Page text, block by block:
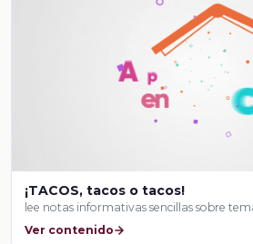
¡TACOS, tacos o tacos!
lee notas informativas sencillas sobre
Ver contenido